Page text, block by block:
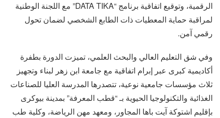
الرقمية، وتوقيع اتفاقية برنامج “DATA TIKA” مع اللجنة الوطنية
لمراقبة حماية المعطيات ذات الطابع الشخصي لضمان تحول
رقمي آمن.
وفي شق التعليم العالي والبحث العلمي، تميزت الدورة بطفرة
أكاديمية كبرى عبر إبرام اتفاقية مع جامعة ابن زهر لبناء وتجهيز
ثلاث مؤسسات جامعية نوعية، تتصدرها المدرسة العليا للصناعات
الغذائية والتكنولوجيا الحيوية بـ “قطب المعرفة” بمدينة بيوكرى
بإقليم اشتوكة آيت باها المجاور، ومعهد مهن الرياضة، وكلية طب